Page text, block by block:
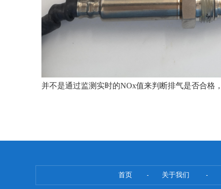
并不是通过监测实时的NOx值来判断排气是否合格
首页 关于我们